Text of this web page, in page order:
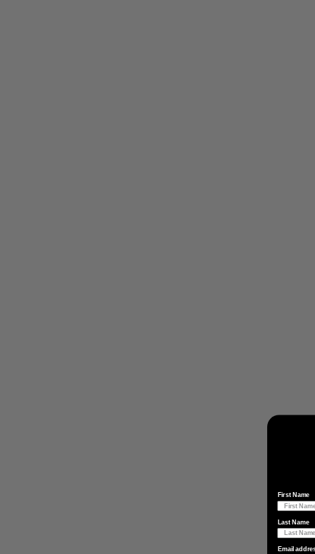
First Name
Last Name
Email